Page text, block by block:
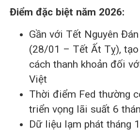
Điểm đặc biệt năm 2026:
Gần với Tết Nguyên
(28/01 – Tết Ất Tỵ), tạo
cách thanh khoản đối
Việt
Thời điểm Fed thường
triển vọng lãi suất 6
Dữ liệu lạm phát tháng